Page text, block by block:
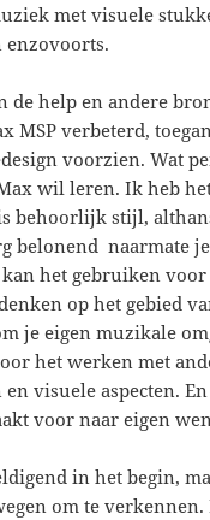
met visuele
de help en andere
MSP verbeterd,
voorzien. Wat
wil leren. Ik heb
behoorlijk stijl,
belonend naarmate
kan het gebruiken
op het gebied
je eigen muzikale
het werken met
visuele aspecten.
voor naar eigen
in het begin,
om te